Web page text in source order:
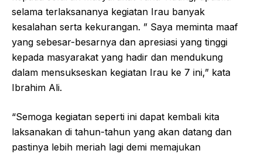
selama terlaksananya kegiatan Irau banyak
kesalahan serta kekurangan. ” Saya meminta maaf
yang sebesar-besarnya dan apresiasi yang tinggi
kepada masyarakat yang hadir dan mendukung
dalam mensukseskan kegiatan Irau ke 7 ini,” kata
Ibrahim Ali.
“Semoga kegiatan seperti ini dapat kembali kita
laksanakan di tahun-tahun yang akan datang dan
pastinya lebih meriah lagi demi memajukan